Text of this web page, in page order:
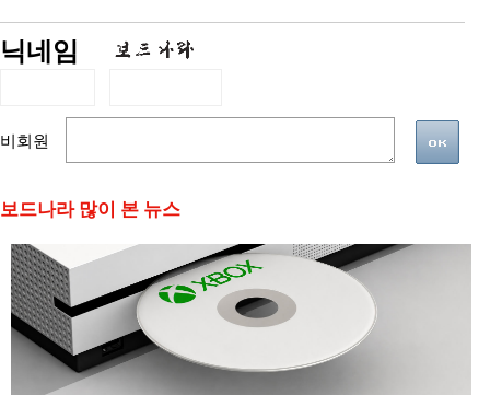
닉네임
비회원
보드나라 많이 본 뉴스